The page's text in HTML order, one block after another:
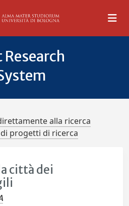
alla ricerca
progetti di ricerca
città dei